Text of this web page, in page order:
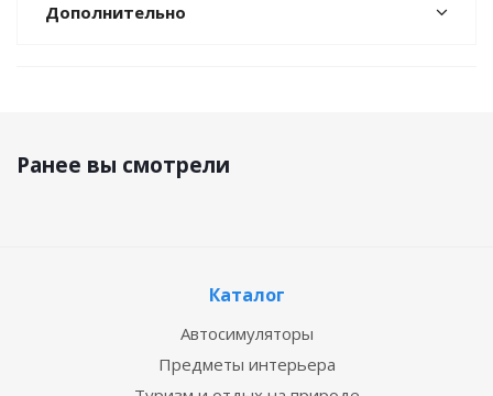
Дополнительно
Ранее вы смотрели
Каталог
Автосимуляторы
Предметы интерьера